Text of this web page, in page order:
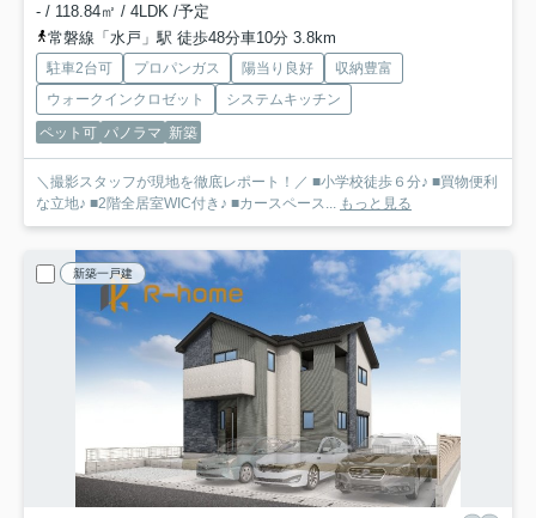
- / 118.84㎡ / 4LDK /予定
常磐線「水戸」駅 徒歩48分車10分 3.8km
駐車2台可 プロパンガス 陽当り良好
収納豊富
ウォークインクロゼット
システムキッチン
ペット可 パノラマ 新築
＼撮影スタッフが現地を徹底レポート！／ ■小学校徒歩６分♪ ■買物便利
な立地♪ ■2階全居室WIC付き♪ ■カースペース... もっと見る
新築一戸建